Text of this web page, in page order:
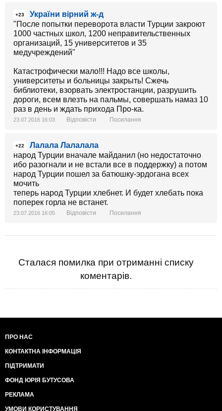
+23
України вірний ж-д
"После попытки переворота власти Турции закроют
1000 частных школ, 1200 неправительственных
организаций, 15 университетов и 35
медучреждений"
Катастрофически мало!!! Надо все школы,
университеты и больницы закрыть! Сжечь
библиотеки, взорвать электростанции, разрушить
дороги, всем влезть на пальмы, совершать намаз 10
раз в день и ждать прихода Про-ка.
23.07.2016 16:03 Відповісти Посилання
+22
Лалала Лалалала
народ Турции вначале майданил (но недостаточно
ибо разогнали и не встали все в поддержку) а потом
народ Турции пошел за батюшку-эрдогана всех
мочить
теперь народ Турции хлебнет. И будет хлебать пока
поперек горла не встанет.
23.07.2016 16:05 Відповісти Посилання
Сталася помилка при отриманні списку
коментарів.
ПРО НАС
КОНТАКТНА ІНФОРМАЦІЯ
ПІДТРИМАТИ
ФОНД ЮРІЯ БУТУСОВА
РЕКЛАМА
УМОВИ КОРИСТУВАННЯ